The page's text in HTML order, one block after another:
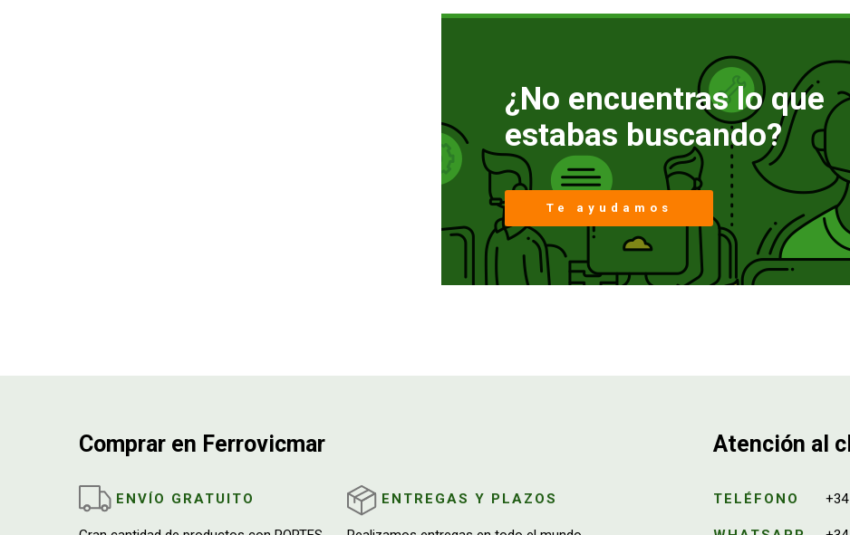
¿No encuentras lo que
estabas buscando?
Te ayudamos
Comprar en Ferrovicmar
ENVÍO GRATUITO ENTREGAS Y PLAZOS
Atención al
TELÉFONO